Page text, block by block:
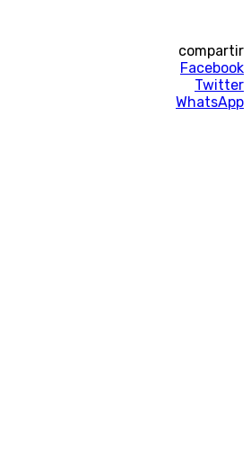
compartir
Facebook
Twitter
WhatsApp